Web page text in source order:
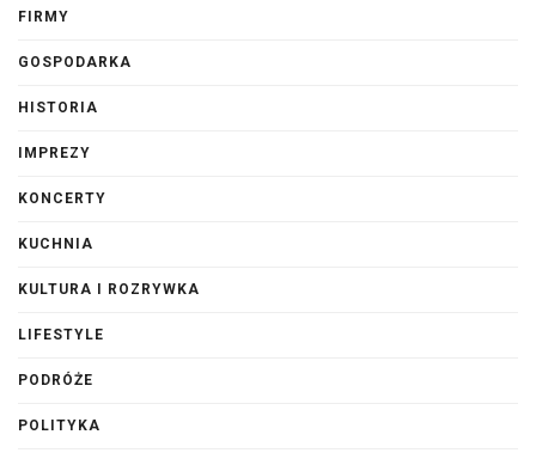
FIRMY
GOSPODARKA
HISTORIA
IMPREZY
KONCERTY
KUCHNIA
KULTURA I ROZRYWKA
LIFESTYLE
PODRÓŻE
POLITYKA